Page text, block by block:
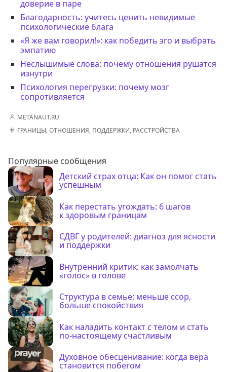
доверие в паре
Благодарность: учитесь ценить невидимые
психологические блага
«Я же вам говорил!»: как победить эго и выбрать
эмпатию
Неслышимые слова: почему отношения рушатся
изнутри
Психология перегрузки: почему мозг
сопротивляется
METANAUT.RU
ГРАНИЦЫ,ОТНОШЕНИЯ, ПОДДЕРЖКИ, РАССТРОЙСТВА
Популярные сообщения
Детский страх отца: Как он помог стать
успешным
Как перестать угождать: 6 шагов
к здоровым границам
СДВГ у родителей: диагноз для ясности
и поддержки
Внутренний критик: как замолчать
«голос» в голове
Структура в семье: меньше ссор,
больше спокойствия
Как наладить контакт с телом и стать
по-настоящему счастливым
Духовное обесценивание: когда вера
становится побегом